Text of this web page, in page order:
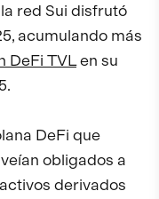
red Sui disfrutó
acumulando más
DeFi TVLen su
DeFi que
obligados a
derivados